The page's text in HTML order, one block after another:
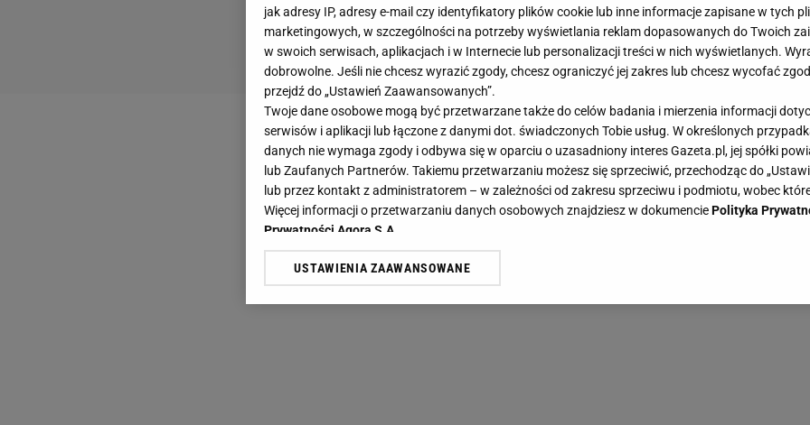
jak adresy IP, adresy e-mail czy identyfikatory plików cookie lub inne informacje zapisane w tych
marketingowych, w szczególności na potrzeby wyświetlania reklam dopasowanych do Twoich
w swoich serwisach, aplikacjach i w Internecie lub personalizacji treści w nich wyświetlanych.
dobrowolne. Jeśli nie chcesz wyrazić zgody, chcesz ograniczyć jej zakres lub chcesz wycofać
przejdź do „Ustawień Zaawansowanych”.
Twoje dane osobowe mogą być przetwarzane także do celów badania i mierzenia informacji
serwisów i aplikacji lub łączone z danymi dot. świadczonych Tobie usług. W określonych
danych nie wymaga zgody i odbywa się w oparciu o uzasadniony interes Gazeta.pl, jej spółki
lub Zaufanych Partnerów. Takiemu przetwarzaniu możesz się sprzeciwić, przechodząc do
lub przez kontakt z administratorem – w zależności od zakresu sprzeciwu i podmiotu, wobec
Więcej informacji o przetwarzaniu danych osobowych znajdziesz w dokumenciePolityka
Prywatności Agora S.A.
Klikając „Akceptuję” wyrażasz też zgodę na zainstalowanie i przechowywanie plików cookie
Zaufanych Partnerów i Agora S.A. na Twoim urządzeniu końcowym. Możesz w każdej chwili
USTAWIENIA ZAAWANSOWANE